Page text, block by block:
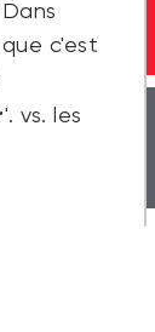
c'est
'. vs. les